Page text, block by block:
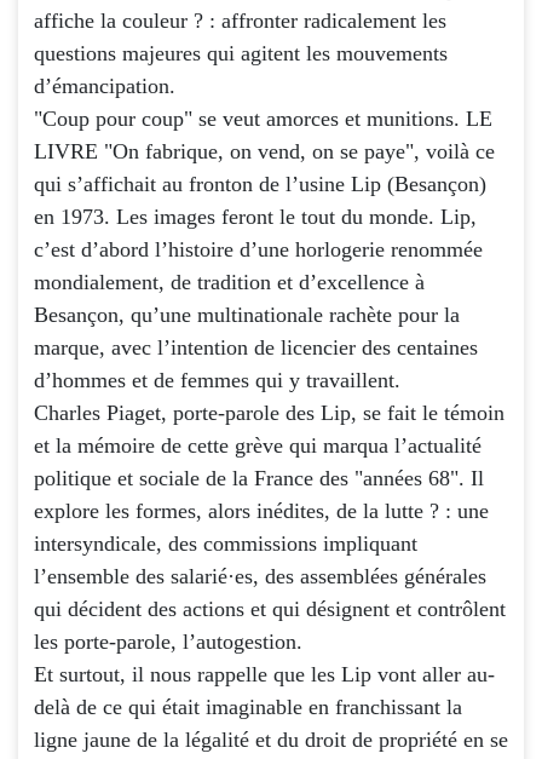
affiche la couleur ? : affronter radicalement les
questions majeures qui agitent les mouvements
d’émancipation.
"Coup pour coup" se veut amorces et munitions. LE
LIVRE "On fabrique, on vend, on se paye", voilà ce
qui s’affichait au fronton de l’usine Lip (Besançon)
en 1973. Les images feront le tout du monde. Lip,
c’est d’abord l’histoire d’une horlogerie renommée
mondialement, de tradition et d’excellence à
Besançon, qu’une multinationale rachète pour la
marque, avec l’intention de licencier des centaines
d’hommes et de femmes qui y travaillent.
Charles Piaget, porte-parole des Lip, se fait le témoin
et la mémoire de cette grève qui marqua l’actualité
politique et sociale de la France des "années 68". Il
explore les formes, alors inédites, de la lutte ? : une
intersyndicale, des commissions impliquant
l’ensemble des salarié·es, des assemblées générales
qui décident des actions et qui désignent et contrôlent
les porte-parole, l’autogestion.
Et surtout, il nous rappelle que les Lip vont ­aller au-
delà de ce qui était imaginable en franchissant la
ligne jaune de la légalité et du droit de propriété en se